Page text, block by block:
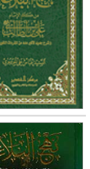
العناية
بالأسنان
الحمية
والتغذية
أدوات
المائدة
الأوعية
والتخزين
أدوات
المطبخ
الأكثر
مبيعاً
العودة
للمدارس
اكسسوارات
كتب
اكسسوارات
منزلية
اكسسوارات
ملابس
شحن
مجاني
بنود
مختارة
اشتراكات
كل
الاشتراكات
صندوق
القراءة
iKitab
بحث
متقدم